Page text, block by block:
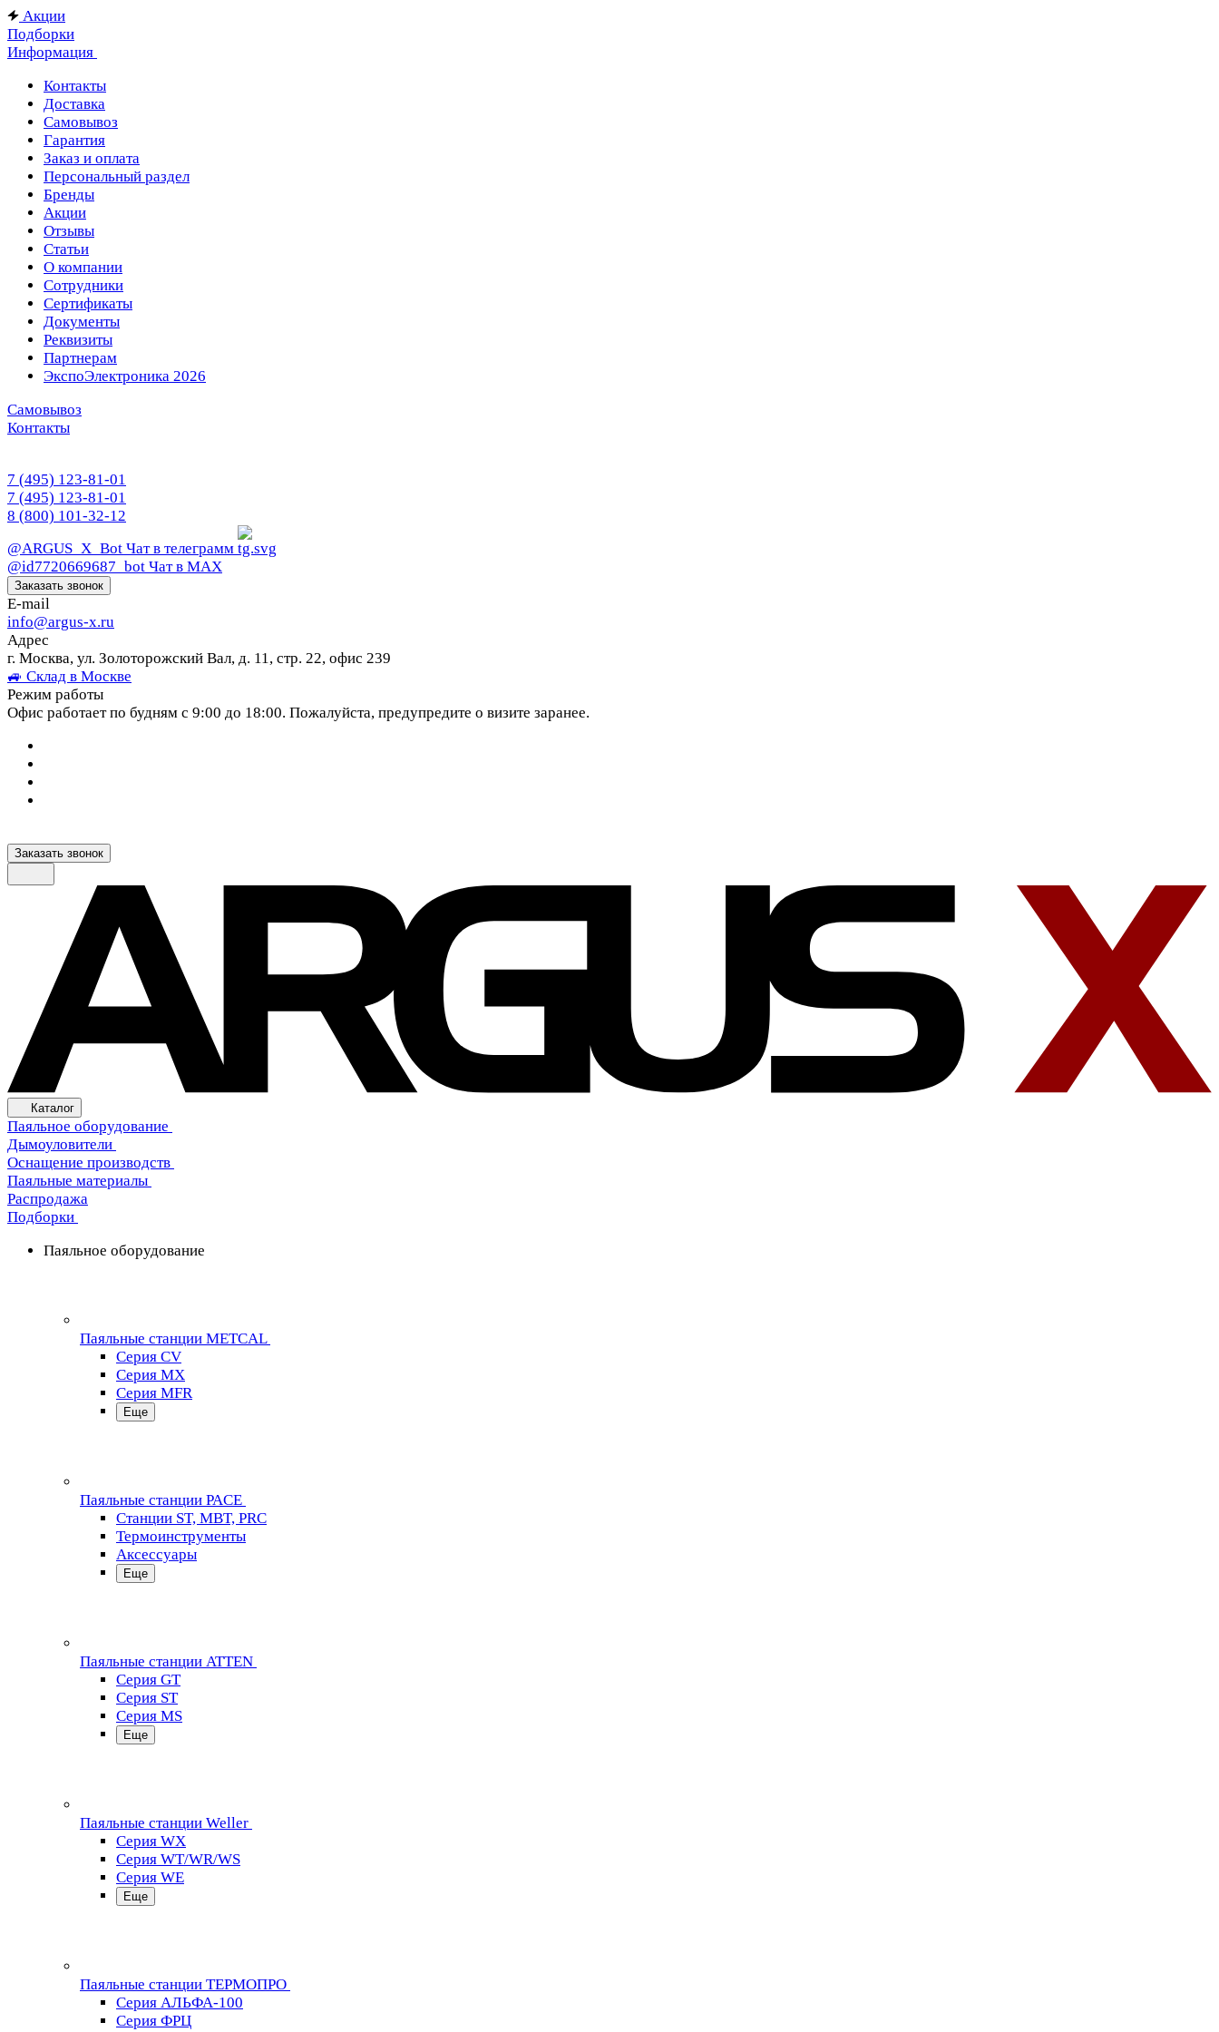
Акции
Подборки
Информация
Контакты
Доставка
Самовывоз
Гарантия
Заказ и оплата
Персональный раздел
Бренды
Акции
Отзывы
Статьи
О компании
Сотрудники
Сертификаты
Документы
Реквизиты
Партнерам
ЭкспоЭлектроника 2026
Самовывоз
Контакты
7 (495) 123-81-01
7 (495) 123-81-01
8 (800) 101-32-12
@ARGUS_X_Bot Чат в телеграмм
@id7720669687_bot Чат в МАХ
Заказать звонок
E-mail
info@argus-x.ru
Адрес
г. Москва, ул. Золоторожский Вал, д. 11, стр. 22, офис 239
🚙 Склад в Москве
Режим работы
Офис работает по будням с 9:00 до 18:00. Пожалуйста, предупредите о визите заранее.
Заказать звонок
Каталог
Паяльное оборудование
Дымоуловители
Оснащение производств
Паяльные материалы
Распродажа
Подборки
Паяльное оборудование
Паяльные станции METCAL
Серия CV
Серия MX
Серия MFR
Еще
Паяльные станции PACE
Станции ST, MBT, PRC
Термоинструменты
Аксессуары
Еще
Паяльные станции ATTEN
Серия GT
Серия ST
Серия MS
Еще
Паяльные станции Weller
Серия WX
Серия WT/WR/WS
Серия WE
Еще
Паяльные станции ТЕРМОПРО
Серия АЛЬФА-100
Серия ФРЦ